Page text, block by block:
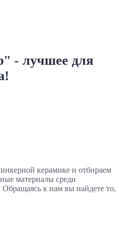
- лучшее для
керамике и отбираем
материалы среди
Обращаясь к нам вы найдете то,